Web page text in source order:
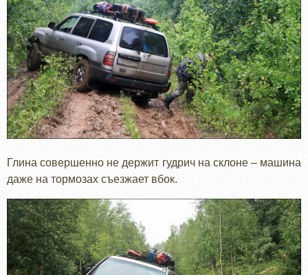
Глина совершенно не держит гудрич на склоне – машина
даже на тормозах съезжает вбок.